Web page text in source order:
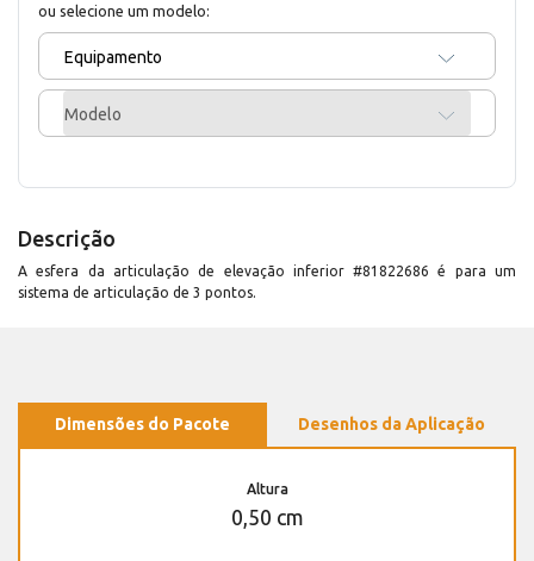
ou selecione um modelo:
Equipamento
Modelo
Descrição
A esfera da articulação de elevação inferior #81822686 é para um
sistema de articulação de 3 pontos.
Dimensões do Pacote Desenhos da Aplicação
Altura
0,50 cm